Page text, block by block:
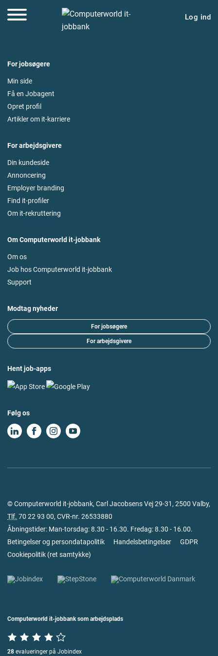
Log ind
For jobsøgere
Min side
Få en Jobagent
Opret profil
Artikler om it-karriere
For arbejdsgivere
Din kundeside
Annoncering
Employer branding
Find it-profiler
Om it-rekruttering
Om Computerworld it-jobbank
Om os
Job hos Computerworld it-jobbank
Support
Modtag nyheder
For jobsøgere
For arbejdsgivere
Hent job-apps
Følg os
© Computerworld it-jobbank, Carl Jacobsens Vej 29-31, 2500 Valby,
Tlf. 70 22 93 00, CVR-nr. 26533880
Åbningstider: Man-torsdag: 8.30 - 16.30. Fredag: 8.30 - 16.00.
Betingelser og persondatapolitik
Handelsbetingelser
GDPR
Cookiepolitik (ret samtykke)
Computerworld it-jobbank som arbejdsplads
28 evalueringer på Jobindex